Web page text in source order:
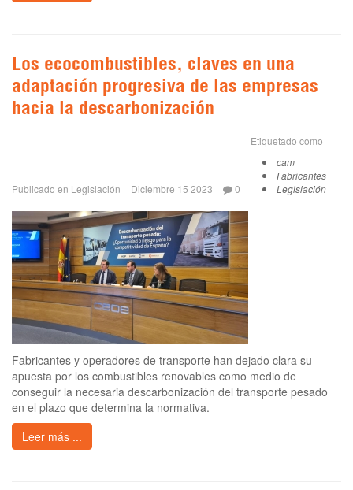
Los ecocombustibles, claves en una
adaptación progresiva de las empresas
hacia la descarbonización
Publicado en Legislación Diciembre 15 2023 0
Etiquetado como
cam
Fabricantes
Legislación
Fabricantes y operadores de transporte han dejado clara su
apuesta por los combustibles renovables como medio de
conseguir la necesaria descarbonización del transporte pesado
en el plazo que determina la normativa.
Leer más ...